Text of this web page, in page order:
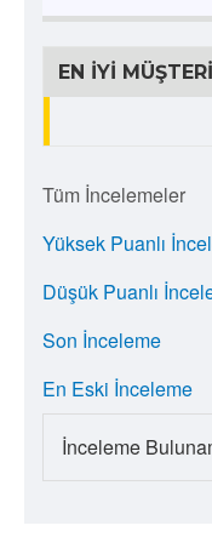
EN İYI
Tüm İncelemeler
Yüksek Puanlı
Düşük Puanlı
Son İnceleme
En Eski İnceleme
İnceleme